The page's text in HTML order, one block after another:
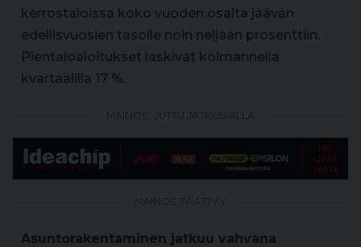
kerrostaloissa koko vuoden osalta jäävän
edellisvuosien tasolle noin neljään prosenttiin.
Pientaloaloitukset laskivat kolmannella
kvartaalilla 17 %.
Asuntorakentaminen jatkuu vahvana